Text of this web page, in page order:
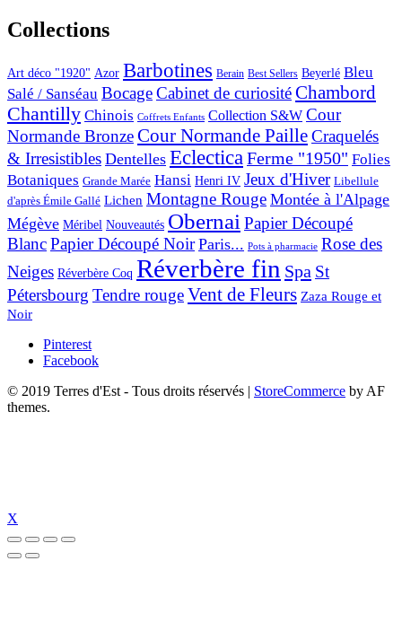
Collections
Art déco "1920" Azor Barbotines Berain Best Sellers Beyerlé Bleu
Salé / Sanséau BocageCabinet de curiositéChambord
Chantilly Chinois Coffrets Enfants Collection S&W Cour
Normande BronzeCour Normande PailleCraquelés
& Irresistibles Dentelles EclecticaFerme "1950" Folies
Botaniques Grande Marée Hansi Henri IV Jeux d'Hiver Libellule
d'après Émile Gallé Lichen Montagne Rouge Montée à l'Alpage
Mégève Méribel Nouveautés ObernaiPapier Découpé
BlancPapier Découpé Noir Paris... Pots à pharmacie Rose des
Neiges Réverbère Coq Réverbère fin Spa St
Pétersbourg Tendre rougeVent de Fleurs Zaza Rouge et
Noir
Pinterest
Facebook
© 2019 Terres d'Est - Tous droits réservés | StoreCommerce by AF
themes.
X